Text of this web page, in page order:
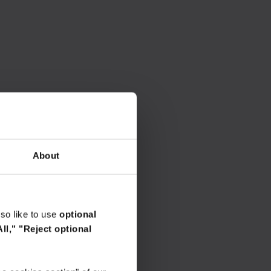
About
like to use optional
"Reject optional